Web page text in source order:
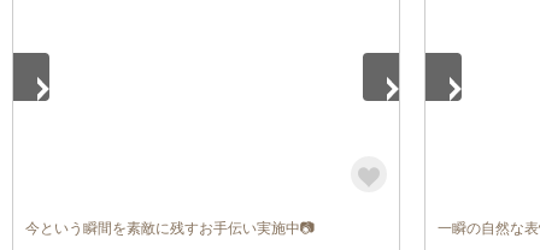
今という瞬間を素敵に残すお手伝い実施中📷 一瞬の自然な